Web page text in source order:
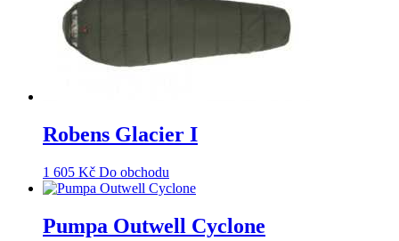
Robens Glacier I
1 605 Kč Do obchodu
Pumpa Outwell Cyclone